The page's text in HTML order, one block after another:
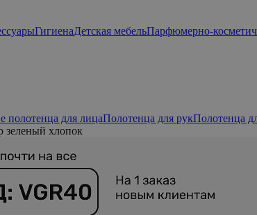
ГигиенаДетская мебельПарфюмерно-
полотенца для лицаПолотенца для рукПолотенца
зеленый хлопок